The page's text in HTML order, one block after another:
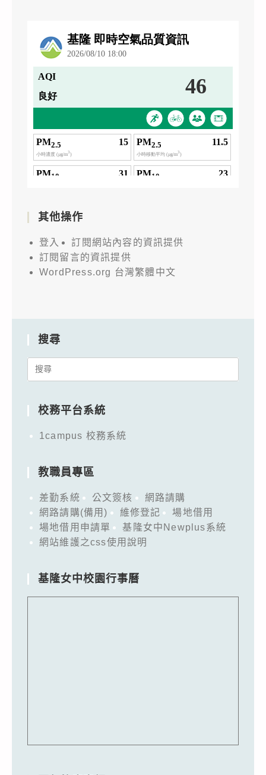
其他操作
登入
訂閱網站內容的資訊提供
訂閱留言的資訊提供
WordPress.org 台灣繁體中文
搜尋
Search
校務平台系統
1campus 校務系統
教職員專區
差勤系統 公文簽核
網路請購
網路請購(備用)
維修登記
場地借用
場地借用申請單
基隆女中Newplus系統
網站維護之css使用說明
基隆女中校園行事曆